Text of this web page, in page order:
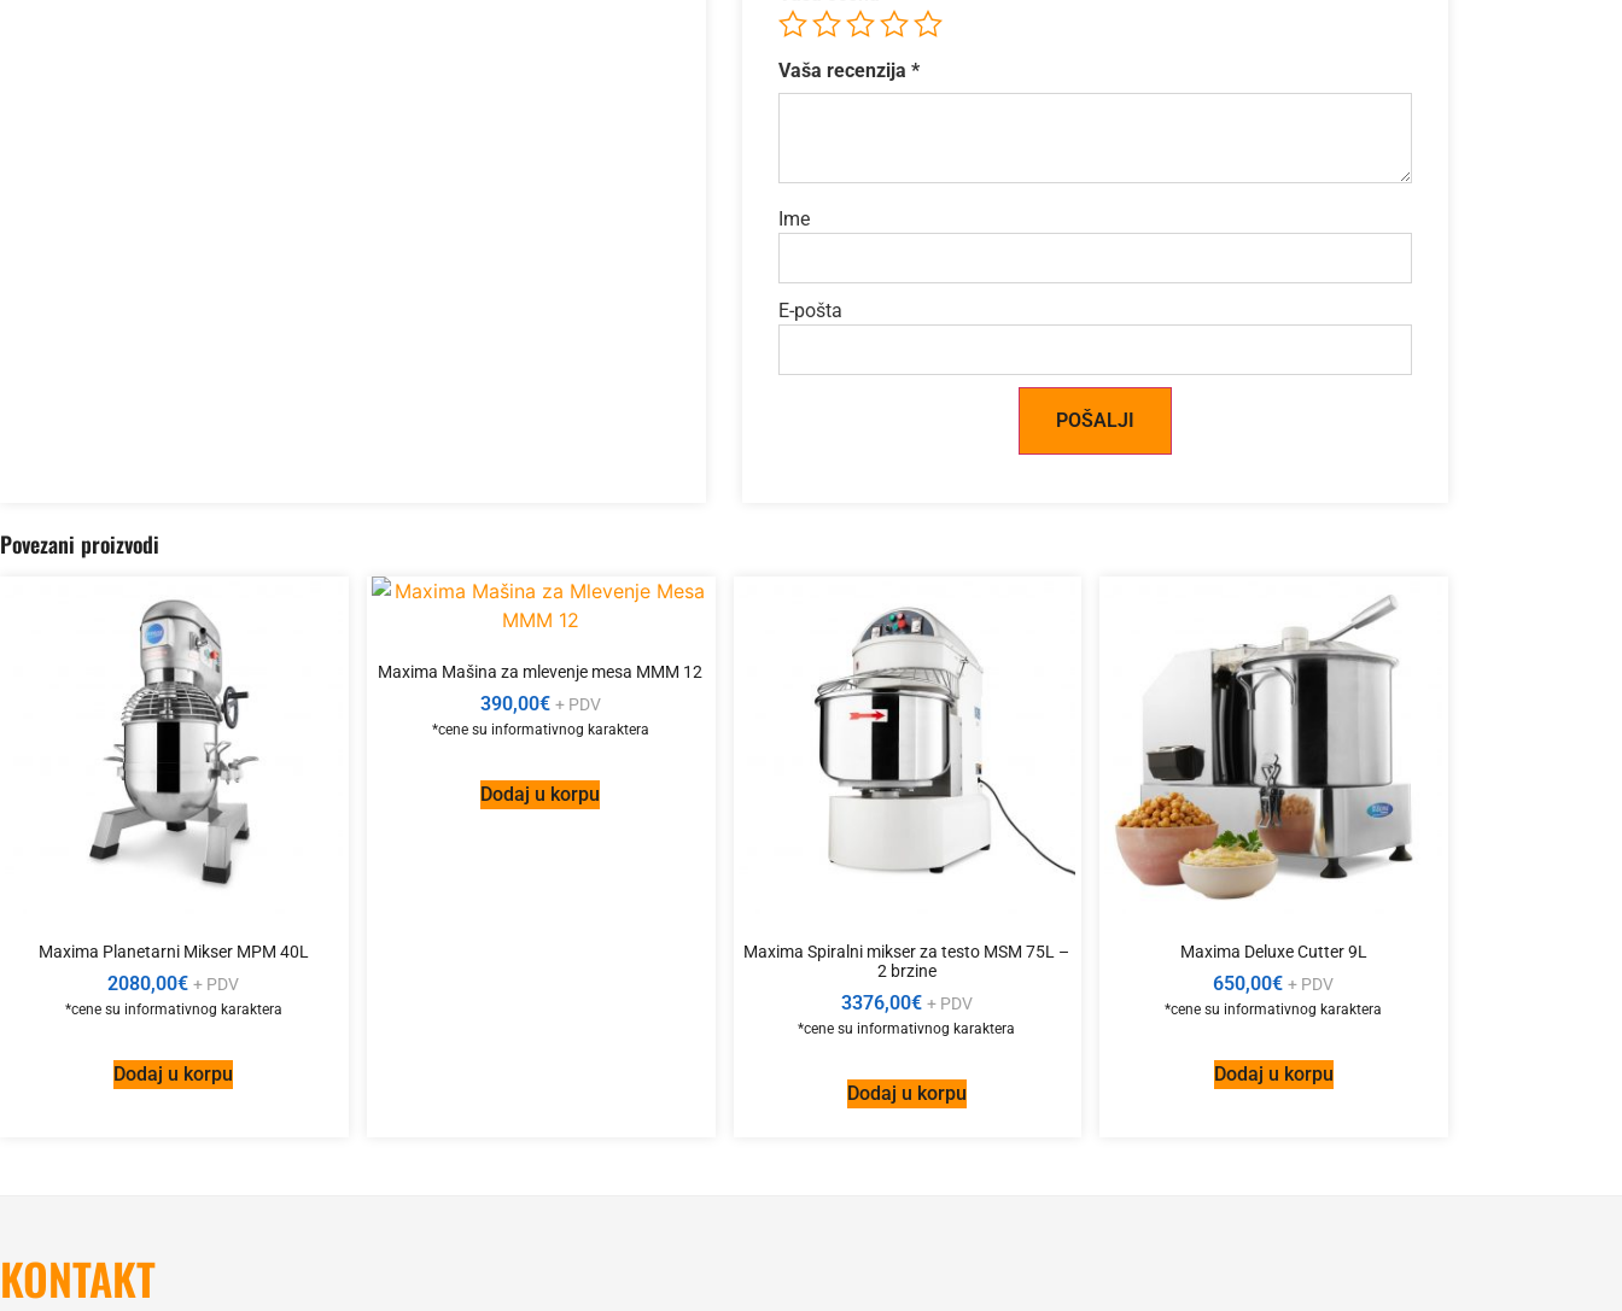
Vaša recenzija *
Ime
E-pošta
Povezani proizvodi
Maxima Planetarni Mikser MPM 40L
2080,00€ + PDV
Dodaj u korpu
Maxima Mašina za mlevenje mesa MMM 12
390,00€ + PDV
Dodaj u korpu
Maxima Spiralni mikser za testo MSM 75L –
2 brzine
3376,00€ + PDV
Dodaj u korpu
Maxima Deluxe Cutter 9L
650,00€ + PDV
Dodaj u korpu
KONTAKT